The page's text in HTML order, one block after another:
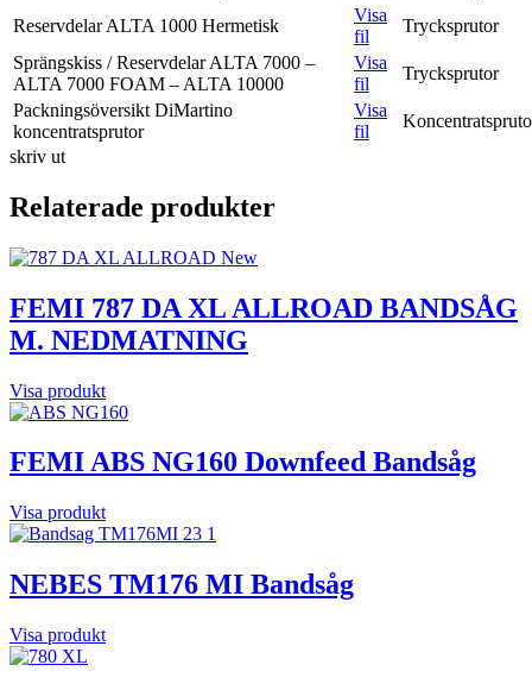
Reservdelar ALTA 1000 Hermetisk
Visa
fil
Trycksprutor
Sprängskiss / Reservdelar ALTA 7000 –
ALTA 7000 FOAM – ALTA 10000
Visa
fil
Trycksprutor
Packningsöversikt DiMartino
koncentratsprutor
Visa
fil
skriv ut
Relaterade produkter
FEMI 787 DA XL ALLROAD BANDSÅG
M. NEDMATNING
Visa produkt
FEMI ABS NG160 Downfeed Bandsåg
Visa produkt
NEBES TM176 MI Bandsåg
Visa produkt